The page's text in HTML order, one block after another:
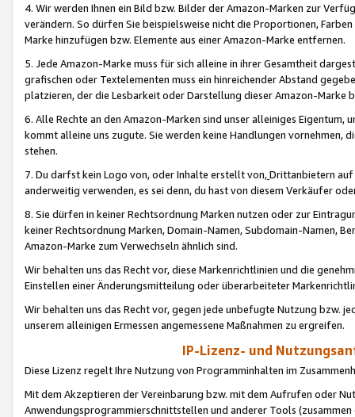
4. Wir werden Ihnen ein Bild bzw. Bilder der Amazon-Marken zur
verändern. So dürfen Sie beispielsweise nicht die Proportionen,
Marke hinzufügen bzw. Elemente aus einer Amazon-Marke entfernen.
5. Jede Amazon-Marke muss für sich alleine in ihrer Gesamtheit
grafischen oder Textelementen muss ein hinreichender Abstand
platzieren, der die Lesbarkeit oder Darstellung dieser Amazon-Marke
6. Alle Rechte an den Amazon-Marken sind unser alleiniges
kommt alleine uns zugute. Sie werden keine Handlungen vornehmen,
stehen.
7. Du darfst kein Logo von, oder Inhalte erstellt von,Drittanbietern auf
anderweitig verwenden, es sei denn, du hast von diesem Verkäufer
8. Sie dürfen in keiner Rechtsordnung Marken nutzen oder zur
keiner Rechtsordnung Marken, Domain-Namen, Subdomain-Namen,
Amazon-Marke zum Verwechseln ähnlich sind.
Wir behalten uns das Recht vor, diese Markenrichtlinien und die
Einstellen einer Änderungsmitteilung oder überarbeiteter
Wir behalten uns das Recht vor, gegen jede unbefugte Nutzung bzw.
unserem alleinigen Ermessen angemessene Maßnahmen zu ergreifen.
IP-Lizenz- und
Diese Lizenz regelt Ihre Nutzung von Programminhalten im
Mit dem Akzeptieren der Vereinbarung bzw. mit dem Aufrufen oder
Anwendungsprogrammierschnittstellen und anderer Tools (zusammen